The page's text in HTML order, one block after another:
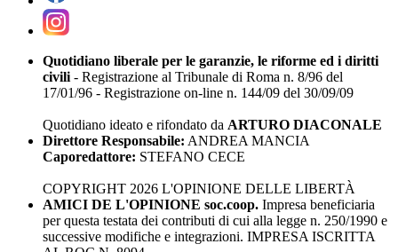
Quotidiano liberale per le garanzie, le riforme ed i diritti
civili - Registrazione al Tribunale di Roma n. 8/96 del
17/01/96 - Registrazione on-line n. 144/09 del 30/09/09
Quotidiano ideato e rifondato da ARTURO DIACONALE
Direttore Responsabile: ANDREA MANCIA
Caporedattore: STEFANO CECE
COPYRIGHT 2026 L'OPINIONE DELLE LIBERTÀ
AMICI DE L'OPINIONE soc.coop. Impresa beneficiaria
per questa testata dei contributi di cui alla legge n. 250/1990 e
successive modifiche e integrazioni. IMPRESA ISCRITTA